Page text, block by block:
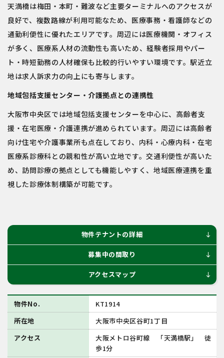
天満橋は梅田・本町・難波など主要ターミナルへのアクセスが
良好で、複数路線が利用可能なため、医療事務・看護師などの
通勤利便性に優れたエリアです。周辺には医療機関・オフィス
が多く、医療系人材の流動性も高いため、経験者採用やパー
ト・時短勤務の人材確保も比較的行いやすい環境です。駅近立
地は求人訴求力の向上にも寄与します。
地域包括支援センター・介護拠点との連携性
大阪市中央区では地域包括支援センターを中心に、高齢者支
援・在宅医療・介護連携が進められています。周辺には高齢者
向け住宅や介護事業所も点在しており、内科・心療内科・在宅
医療系診療科との親和性が高い立地です。交通利便性が高いた
め、訪問診療の拠点としても機能しやすく、地域医療連携を重
視した診療体制構築が可能です。
物件テナントの詳細 south
募集中の間取り south
アクセスマップ south
物件No.
KT1914
所在地
大阪市中央区谷町1丁目
アクセス
大阪メトロ谷町線 「天満橋駅」 徒
歩1分